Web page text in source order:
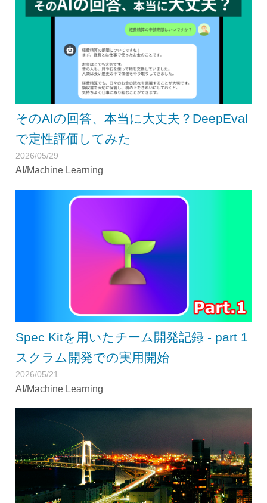
そのAIの回答、本当に大丈夫？DeepEval
で定性評価してみた
2026/05/29
AI/Machine Learning
Spec Kitを用いたチーム開発記録 - part 1
スクラム開発での実用開始
2026/05/21
AI/Machine Learning